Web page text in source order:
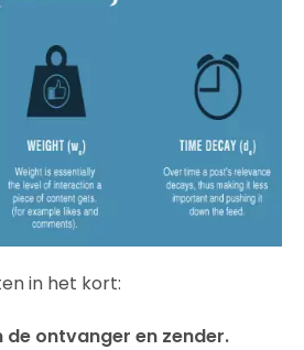
in het kort:
ontvanger en zender.